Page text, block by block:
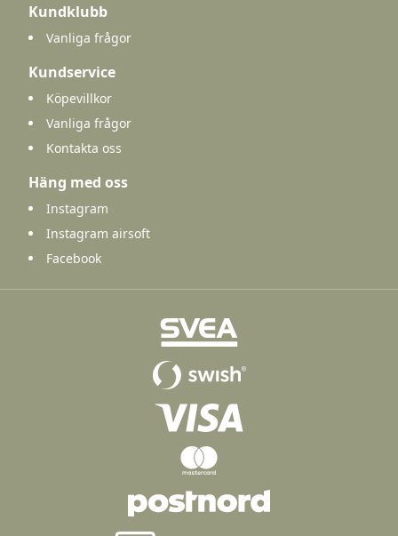
Kundklubb
Vanliga frågor
Kundservice
Köpevillkor
Vanliga frågor
Kontakta oss
Häng med oss
Instagram
Instagram airsoft
Facebook